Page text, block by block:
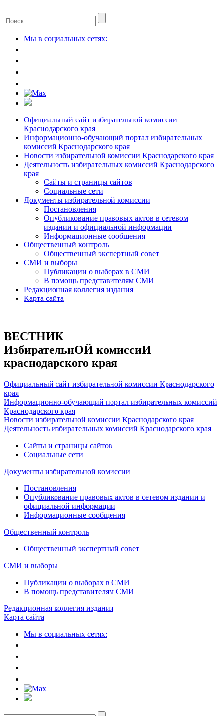
Мы в социальных сетях:
Официальный сайт избирательной комиссии
Краснодарского края
Информационно-обучающий портал избирательных
комиссий Краснодарского края
Новости избирательной комиссии Краснодарского края
Деятельность избирательных комиссий Краснодарского
края
Сайты и страницы сайтов
Социальные сети
Документы избирательной комиссии
Постановления
Опубликование правовых актов в сетевом
издании и официальной информации
Информационные сообщения
Общественный контроль
Общественный экспертный совет
СМИ и выборы
Публикации о выборах в СМИ
В помощь представителям СМИ
Редакционная коллегия издания
Карта сайта
ВЕСТНИК
ИзбирательнОЙ комиссиИ
краснодарского края
Официальный сайт избирательной комиссии Краснодарского
края
Информационно-обучающий портал избирательных комиссий
Краснодарского края
Новости избирательной комиссии Краснодарского края
Деятельность избирательных комиссий Краснодарского края
Сайты и страницы сайтов
Социальные сети
Документы избирательной комиссии
Постановления
Опубликование правовых актов в сетевом издании и
официальной информации
Информационные сообщения
Общественный контроль
Общественный экспертный совет
СМИ и выборы
Публикации о выборах в СМИ
В помощь представителям СМИ
Редакционная коллегия издания
Карта сайта
Мы в социальных сетях: